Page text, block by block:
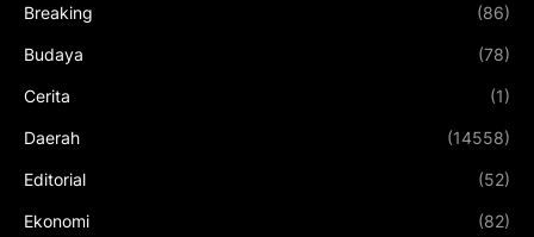
Breaking (86)
Budaya (78)
Cerita (1)
Daerah (14558)
Editorial (52)
Ekonomi (82)